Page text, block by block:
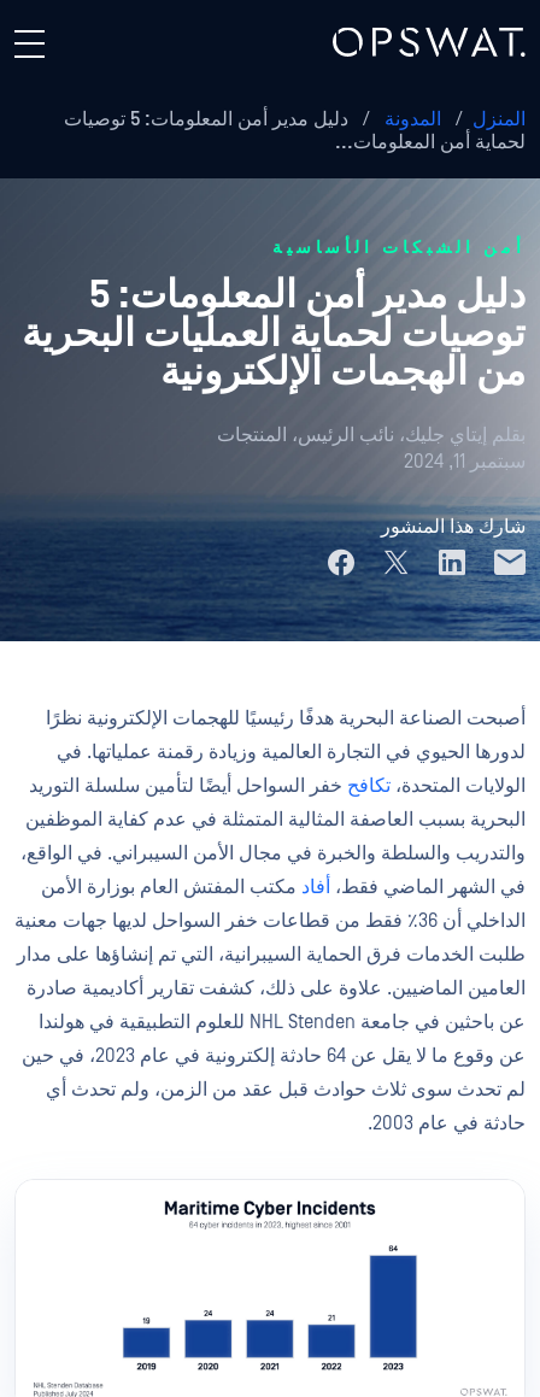
المنزل / المدونة /
دليل مدير أمن المعلومات: 5 توصيات
لحماية أمن المعلومات...
أمن الشبكات الأساسية
دليل مدير أمن المعلومات: 5
توصيات لحماية العمليات البحرية
من الهجمات الإلكترونية
بقلم
إيتاي جليك، نائب الرئيس، المنتجات
سبتمبر 11, 2024
شارك هذا المنشور
أصبحت الصناعة البحرية هدفًا رئيسيًا للهجمات الإلكترونية نظرًا
لدورها الحيوي في التجارة العالمية وزيادة رقمنة عملياتها. في
الولايات المتحدة، تكافح خفر السواحل أيضًا لتأمين سلسلة التوريد
البحرية بسبب العاصفة المثالية المتمثلة في عدم كفاية الموظفين
والتدريب والسلطة والخبرة في مجال الأمن السيبراني. في الواقع،
في الشهر الماضي فقط، أفاد مكتب المفتش العام بوزارة الأمن
الداخلي أن 36٪ فقط من قطاعات خفر السواحل لديها جهات معنية
طلبت الخدمات فرق الحماية السيبرانية، التي تم إنشاؤها على مدار
العامين الماضيين. علاوة على ذلك، كشفت تقارير أكاديمية صادرة
عن باحثين في جامعة NHL Stenden للعلوم التطبيقية في هولندا
عن وقوع ما لا يقل عن 64 حادثة إلكترونية في عام 2023، في حين
لم تحدث سوى ثلاث حوادث قبل عقد من الزمن، ولم تحدث أي
حادثة في عام 2003.